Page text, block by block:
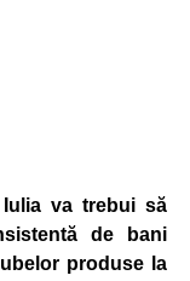
va trebui să
de bani
produse la